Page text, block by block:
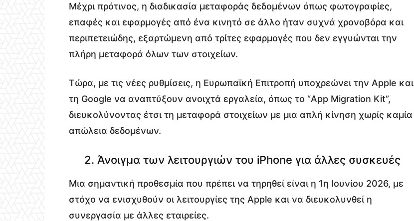
Μέχρι πρότινος, η διαδικασία μεταφοράς δεδομένων όπως φωτογραφίες,
επαφές και εφαρμογές από ένα κινητό σε άλλο ήταν συχνά χρονοβόρα και
περιπετειώδης, εξαρτώμενη από τρίτες εφαρμογές που δεν εγγυώνται την
πλήρη μεταφορά όλων των στοιχείων.
Τώρα, με τις νέες ρυθμίσεις, η Ευρωπαϊκή Επιτροπή υποχρεώνει την Apple και
τη Google να αναπτύξουν ανοιχτά εργαλεία, όπως το “App Migration Kit”,
διευκολύνοντας έτσι τη μεταφορά στοιχείων με μια απλή κίνηση χωρίς καμία
απώλεια δεδομένων.
2. Άνοιγμα των λειτουργιών του iPhone για άλλες συσκευές
Μια σημαντική προθεσμία που πρέπει να τηρηθεί είναι η 1η Ιουνίου 2026, με
στόχο να ενισχυθούν οι λειτουργίες της Apple και να διευκολυνθεί η
συνεργασία με άλλες εταιρείες.